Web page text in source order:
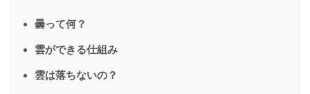
曇って何？
雲ができる仕組み
雲は落ちないの？